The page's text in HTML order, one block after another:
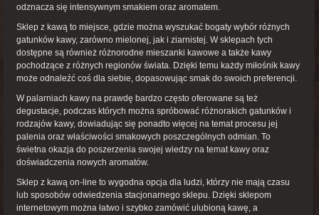
odznacza się intensywnym smakiem oraz aromatem.
Sklep z kawą to miejsce, gdzie można wyszukać bogaty wybór różnych
gatunków kawy, zarówno mielonej, jak i ziarnistej. W sklepach tych
dostępne są również różnorodne mieszanki kawowe a także kawy
pochodzące z różnych regionów świata. Dzięki temu każdy miłośnik kawy
może odnaleźć coś dla siebie, dopasowując smak do swoich preferencji.
W palarniach kawy na prawdę bardzo często oferowane są też
degustacje, podczas których można spróbować różnorakich gatunków i
rodzajów kawy, dowiadując się ponadto więcej na temat procesu jej
palenia oraz właściwości smakowych poszczególnych odmian. To
świetna okazja do poszerzenia swojej wiedzy na temat kawy oraz
doświadczenia nowych aromatów.
Sklep z kawą on-line to wygodna opcja dla ludzi, którzy nie mają czasu
lub sposobów odwiedzenia stacjonarnego sklepu. Dzięki sklepom
internetowym można łatwo i szybko zamówić ulubioną kawę, a